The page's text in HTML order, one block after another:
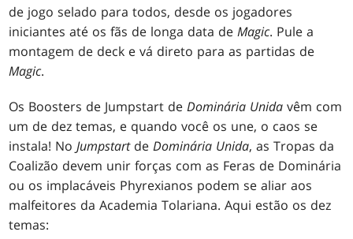
de jogo selado para todos, desde os jogadores
iniciantes até os fãs de longa data deMagic. Pule a
montagem de deck e vá direto para as partidas de
Magic.
Os Boosters de Jumpstart deDominária Unida vêm com
um de dez temas, e quando você os une, o caos se
instala! NoJumpstartdeDominária Unida, as Tropas da
Coalizão devem unir forças com as Feras de Dominária
ou os implacáveis Phyrexianos podem se aliar aos
malfeitores da Academia Tolariana. Aqui estão os dez
temas: